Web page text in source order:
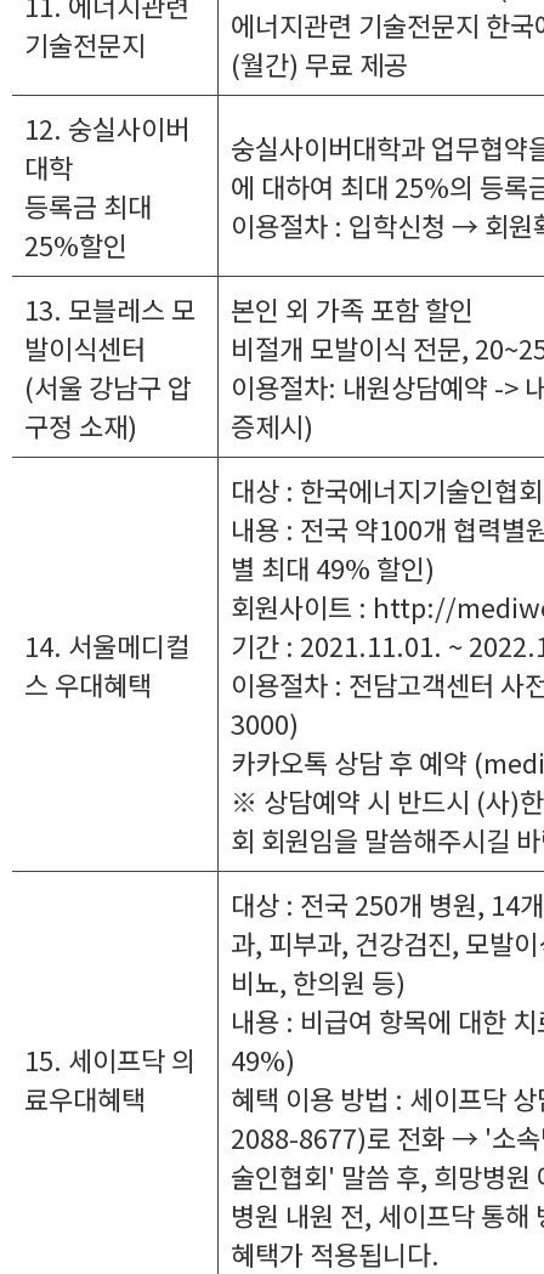
기술전문지
에너지관련 기술전문지 한
(월간) 무료 제공
12. 숭실사이버
대학
등록금 최대
25%할인
숭실사이버대학과 업무협약
에 대하여 최대 25%의 등록
이용절차 : 입학신청 → 회
13. 모블레스 모
발이식센터
(서울 강남구 압
구정 소재)
본인 외 가족 포함 할인
비절개 모발이식 전문,
이용절차: 내원상담예약 ->
증제시)
14. 서울메디컬
스 우대혜택
대상 : 한국에너지기술인협
내용 : 전국 약100개 협력별
별 최대 49% 할인)
회원사이트 : http://
기간 : 2021.11.01. ~
이용절차 : 전담고객센터 사
3000)
카카오톡 상담 후 예약
※ 상담예약 시 반드시 (사)
회 회원임을 말씀해주시길
15. 세이프닥 의
료우대혜택
대상 : 전국 250개 병원, 14
과, 피부과, 건강검진, 모발
비뇨, 한의원 등)
내용 : 비급여 항목에 대한
49%)
혜택 이용 방법 : 세이프닥
2088-8677)로 전화 → '소속
술인협회' 말씀 후, 희망병
병원 내원 전, 세이프닥 통해
혜택가 적용됩니다.